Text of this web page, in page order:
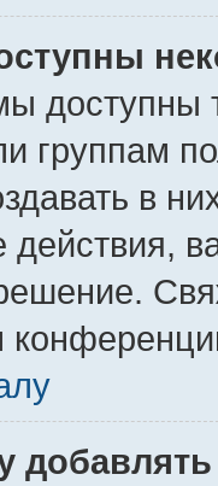
доступны
группам
в
действия,